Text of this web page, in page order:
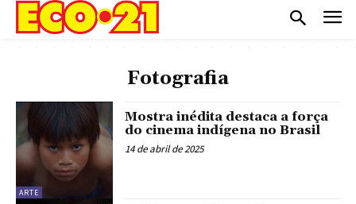
Fotografia
ARTE
Mostra inédita destaca a força
do cinema indígena no Brasil
14 de abril de 2025